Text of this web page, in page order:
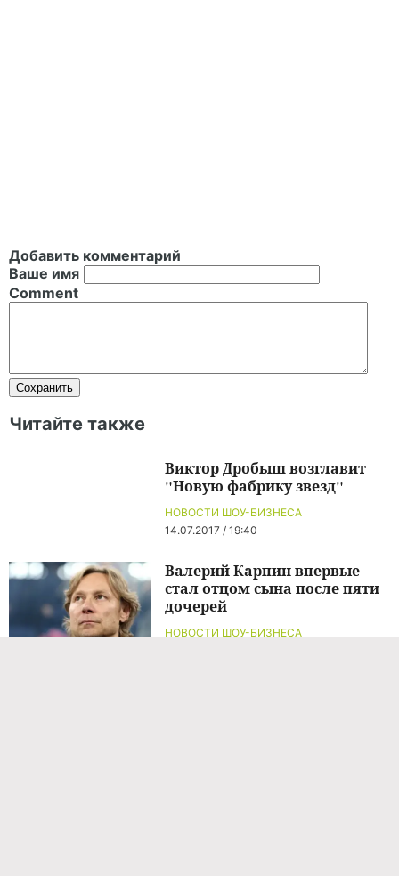
Добавить комментарий
Ваше имя
Comment
Читайте также
НОВОСТИ ШОУ-БИЗНЕСА
14.07.2017 / 19:40
Виктор Дробыш возглавит
"Новую фабрику звезд"
НОВОСТИ ШОУ-БИЗНЕСА
Валерий Карпин впервые
стал отцом сына после пяти
дочерей